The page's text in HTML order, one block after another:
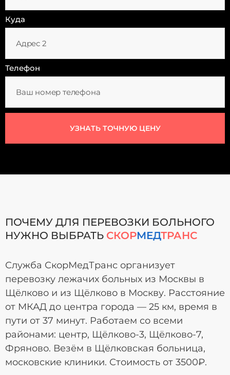
Куда
Телефон
УЗНАТЬ ТОЧНУЮ ЦЕНУ
ПОЧЕМУ ДЛЯ ПЕРЕВОЗКИ БОЛЬНОГО
НУЖНО ВЫБРАТЬ СКОРМЕДТРАНС
Служба СкорМедТранс организует
перевозку лежачих больных из Москвы в
Щёлково и из Щёлково в Москву. Расстояние
от МКАД до центра города — 25 км, время в
пути от 37 минут. Работаем со всеми
районами: центр, Щёлково-3, Щёлково-7,
Фряново. Везём в Щёлковская больница,
московские клиники. Стоимость от 3500₽.